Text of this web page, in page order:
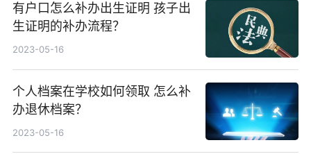
有户口怎么补办出生证明 孩子出
生证明的补办流程？
2023-05-16
个人档案在学校如何领取 怎么补
办退休档案？
2023-05-16